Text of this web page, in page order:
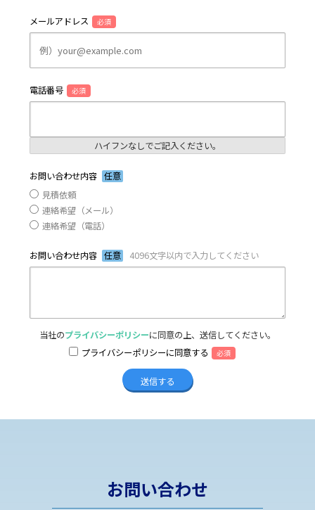
メールアドレス 必須
電話番号 必須
ハイフンなしでご記入ください。
お問い合わせ内容 任意
見積依頼
連絡希望（メール）
連絡希望（電話）
お問い合わせ内容 任意 4096文字以内で入力してください
当社のプライバシーポリシーに同意の上、送信してください。
プライバシーポリシーに同意する
必須
お問い合わせ